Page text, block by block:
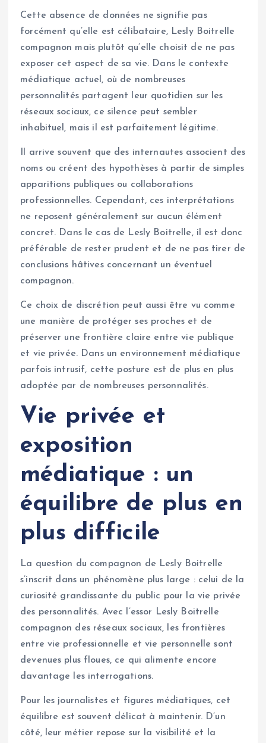
Cette absence de données ne signifie pas
forcément qu’elle est célibataire, Lesly Boitrelle
compagnon mais plutôt qu’elle choisit de ne pas
exposer cet aspect de sa vie. Dans le contexte
médiatique actuel, où de nombreuses
personnalités partagent leur quotidien sur les
réseaux sociaux, ce silence peut sembler
inhabituel, mais il est parfaitement légitime.
Il arrive souvent que des internautes associent des
noms ou créent des hypothèses à partir de simples
apparitions publiques ou collaborations
professionnelles. Cependant, ces interprétations
ne reposent généralement sur aucun élément
concret. Dans le cas de Lesly Boitrelle, il est donc
préférable de rester prudent et de ne pas tirer de
conclusions hâtives concernant un éventuel
compagnon.
Ce choix de discrétion peut aussi être vu comme
une manière de protéger ses proches et de
préserver une frontière claire entre vie publique
et vie privée. Dans un environnement médiatique
parfois intrusif, cette posture est de plus en plus
adoptée par de nombreuses personnalités.
Vie privée et
exposition
médiatique : un
équilibre de plus en
plus difficile
La question du compagnon de Lesly Boitrelle
s’inscrit dans un phénomène plus large : celui de la
curiosité grandissante du public pour la vie privée
des personnalités. Avec l’essor Lesly Boitrelle
compagnon des réseaux sociaux, les frontières
entre vie professionnelle et vie personnelle sont
devenues plus floues, ce qui alimente encore
davantage les interrogations.
Pour les journalistes et figures médiatiques, cet
équilibre est souvent délicat à maintenir. D’un
côté, leur métier repose sur la visibilité et la